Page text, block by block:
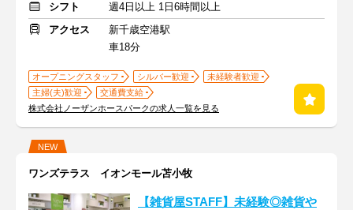
シフト
週4日以上 1日6時間以上
アクセス
新千歳空港駅
車18分
オープニングスタッフ シルバー歓迎
未経験者歓迎
主婦(夫)歓迎
交通費支給
株式会社ノーザンホースパークの求人一覧を見る
NEW
ワンズテラス イオンモール苫小牧
【雑貨屋STAFF】未経験◎雑貨や